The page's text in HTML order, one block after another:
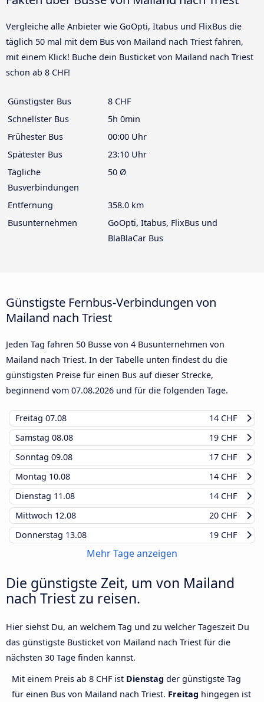
Vergleiche alle Anbieter wie GoOpti, Itabus und FlixBus die
täglich 50 mal mit dem Bus von Mailand nach Triest fahren,
mit einem Klick! Buche dein Busticket von Mailand nach Triest
schon ab 8 CHF!
Günstigster Bus
8 CHF
Schnellster Bus
5h 0min
Frühester Bus
00:00 Uhr
Spätester Bus
23:10 Uhr
Tägliche
Busverbindungen
50 Ø
Entfernung
358.0 km
Busunternehmen
GoOpti, Itabus, FlixBus und
BlaBlaCar Bus
Günstigste Fernbus-Verbindungen von
Mailand nach Triest
Jeden Tag fahren 50 Busse von 4 Busunternehmen von
Mailand nach Triest. In der Tabelle unten findest du die
günstigsten Preise für einen Bus auf dieser Strecke,
beginnend vom 07.08.2026 und für die folgenden Tage.
Freitag 07.08
14 CHF
Samstag 08.08
19 CHF
Sonntag 09.08
17 CHF
Montag 10.08
14 CHF
Dienstag 11.08
14 CHF
Mittwoch 12.08
20 CHF
Donnerstag 13.08 19 CHF
Mehr Tage anzeigen
Die günstigste Zeit, um von Mailand
nach Triest zu reisen.
Hier siehst Du, an welchem Tag und zu welcher Tageszeit Du
das günstigste Busticket von Mailand nach Triest für die
nächsten 30 Tage finden kannst.
Mit einem Preis ab 8 CHF ist Dienstag der günstigste Tag
für einen Bus von Mailand nach Triest. Freitag hingegen ist